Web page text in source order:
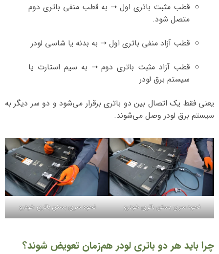
قطب مثبت باتری اول ➝ به قطب منفی باتری دوم
متصل شود.
قطب آزاد منفی باتری اول ➝ به بدنه یا شاسی لودر
قطب آزاد مثبت باتری دوم ➝ به سیم استارت یا
سیستم برق لودر
یعنی فقط یک اتصال بین دو باتری برقرار می‌شود و دو سر دیگر به
سیستم برق لودر وصل می‌شوند.
نحوه سری بستن باتری خودرو نحوه سری بستن باتری خودرو
چرا باید هر دو باتری لودر هم‌زمان تعویض شوند؟